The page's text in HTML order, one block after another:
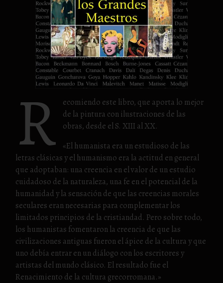
R
ecomiendo este libro, que aporta lo mejor
de la pintura con ilustraciones de las
obras, desde el S. XIII al XX.
«El humanista era un estudioso de las
letras clásicas y el humanismo era la actitud en general
que adoptaban: una creencia en el valor de un estudio
cuidadoso de la naturaleza, una fe en el potencial de la
humanidad y la sensación de que las creencias morales
seculares eran necesarias para complementar los
limitados principios de la cristiandad. Pero sobre todo,
los humanistas fomentaron la creencia de que las
civilizaciones antiguas fueron el ápice de la cultura y que
uno debía entrar en un diálogo con los escritores y
artistas del mundo clásico. El resultado fue el
Renacimiento de la cultura grecorromana.»